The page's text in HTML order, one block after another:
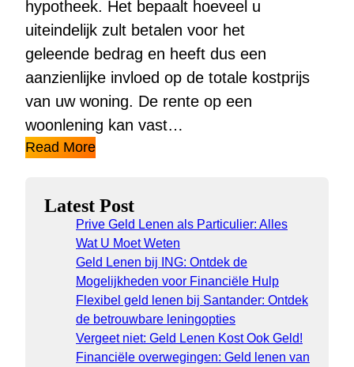
hypotheek. Het bepaalt hoeveel u
uiteindelijk zult betalen voor het
geleende bedrag en heeft dus een
aanzienlijke invloed op de totale kostprijs
van uw woning. De rente op een
woonlening kan vast…
Read More
Latest Post
Prive Geld Lenen als Particulier: Alles
Wat U Moet Weten
Geld Lenen bij ING: Ontdek de
Mogelijkheden voor Financiële Hulp
Flexibel geld lenen bij Santander: Ontdek
de betrouwbare leningopties
Vergeet niet: Geld Lenen Kost Ook Geld!
Financiële overwegingen: Geld lenen van